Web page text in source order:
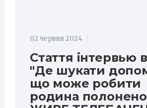
02 червня 2024
Стаття інтервью
"Де шукати
що може робити
родина